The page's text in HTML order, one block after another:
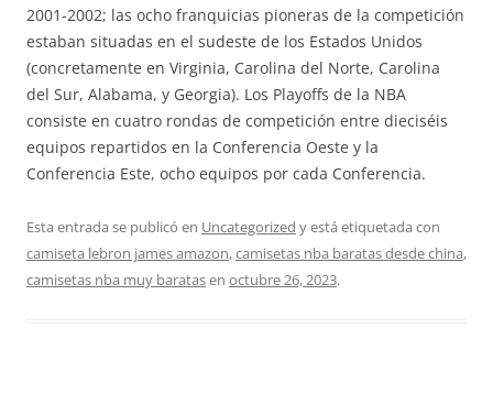
2001-2002; las ocho franquicias pioneras de la competición
estaban situadas en el sudeste de los Estados Unidos
(concretamente en Virginia, Carolina del Norte, Carolina
del Sur, Alabama, y Georgia). Los Playoffs de la NBA
consiste en cuatro rondas de competición entre dieciséis
equipos repartidos en la Conferencia Oeste y la
Conferencia Este, ocho equipos por cada Conferencia.
Esta entrada se publicó en Uncategorized y está etiquetada con
camiseta lebron james amazon,camisetas nba baratas desde china,
camisetas nba muy baratasen octubre 26, 2023.